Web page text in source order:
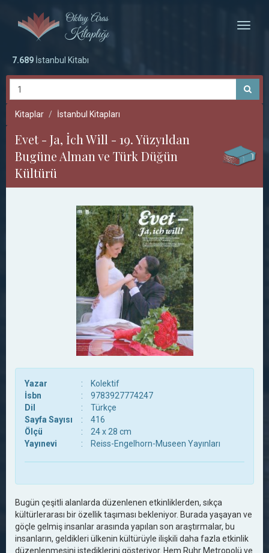
Toggle
7.689 İstanbul Kitabı
Kitaplar İstanbul Kitapları
Evet - Ja, İch Will - 19. Yüzyıldan
Bugüne Alman ve Türk Düğün
Kültürü
Yazar :
Kolektif
İsbn
:
9783927774247
Dil
:
Türkçe
Sayfa Sayısı
:
416
Ölçü
:
24 x 28 cm
Yayınevi
: Reiss-Engelhorn-Museen Yayınları
Bugün çeşitli alanlarda düzenlenen etkinliklerden, sıkça
kültürlerarası bir özellik taşıması bekleniyor. Burada yaşayan ve
göçle gelmiş insanlar arasında yapılan son araştırmalar, bu
insanların, geldikleri ülkenin kültürüyle ilişkili daha fazla etkinlik
düzenlenmesini istediklerini gösteriyor. Hem Ruhr Metropolü ve